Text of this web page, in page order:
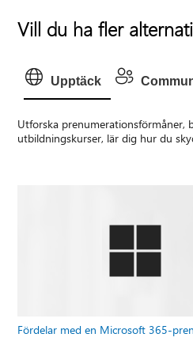
Vill du ha fler
Upptäck
Utforska prenumerationsförmåner,
utbildningskurser, lär dig hur du
Fördelar med en Microsoft 365-